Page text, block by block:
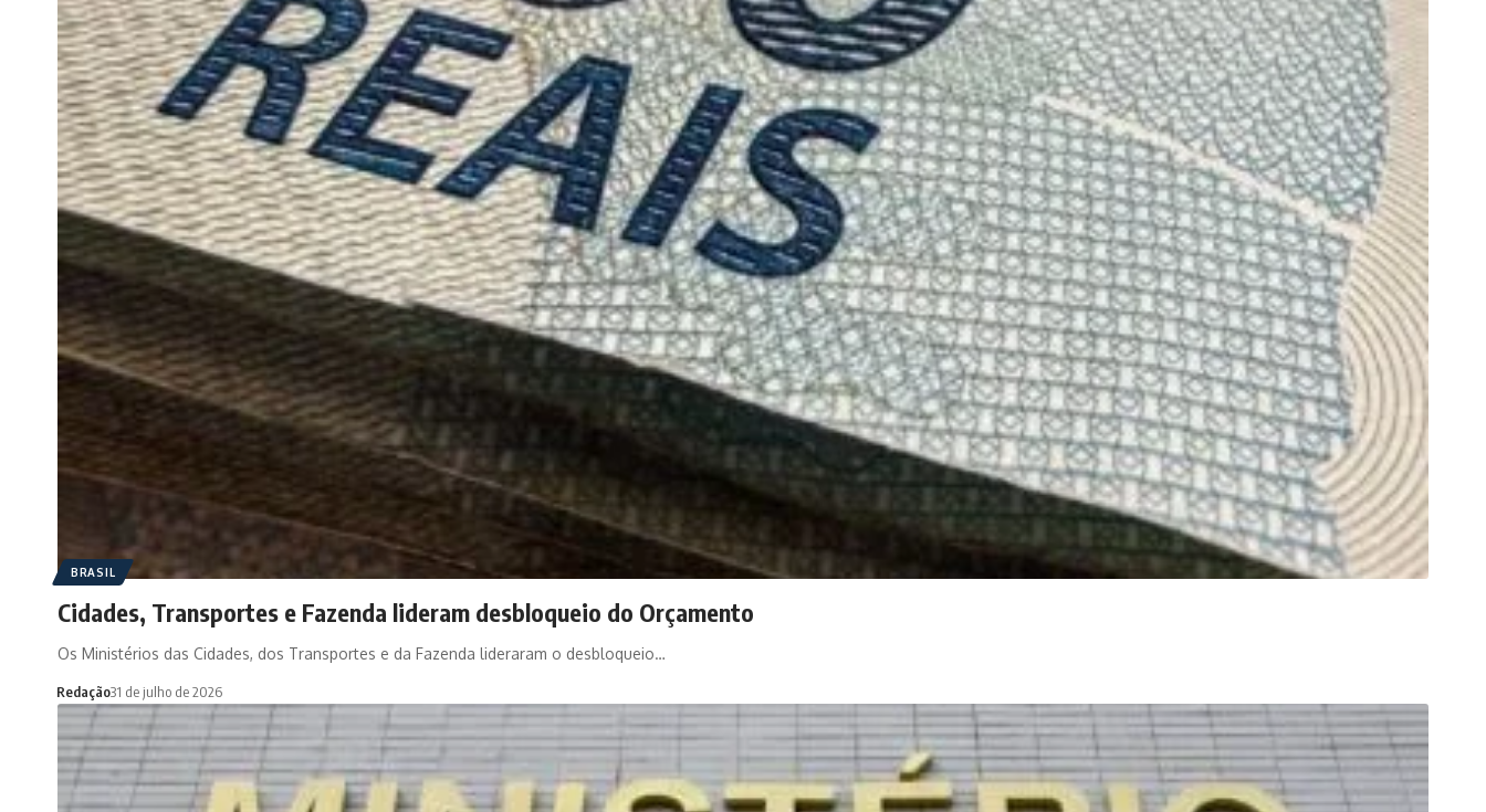
BRASIL
Cidades, Transportes e Fazenda lideram desbloqueio do Orçamento
Os Ministérios das Cidades, dos Transportes e da Fazenda lideraram o desbloqueio…
Redação31 de julho de 2026